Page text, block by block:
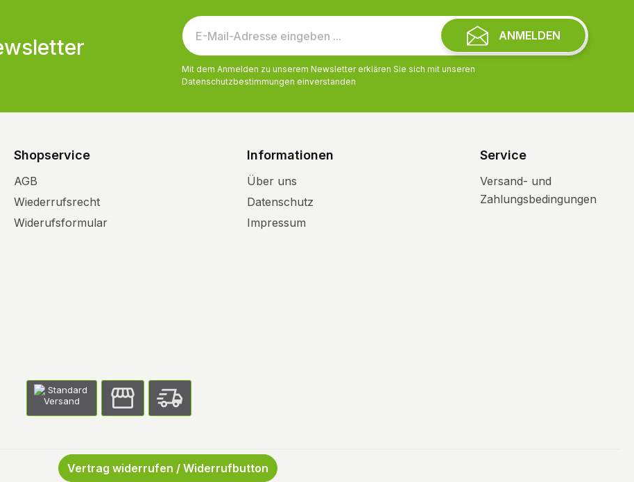
ANMELDEN
Mit dem Anmelden zu unserem Newsletter erklären Sie sich mit unseren
Datenschutzbestimmungen einverstanden
Shopservice
AGB
Wiederrufsrecht
Widerufsformular
Informationen
Über uns
Datenschutz
Impressum
Service
Versand- und
Zahlungsbedingungen
Vertrag widerrufen / Widerrufbutton